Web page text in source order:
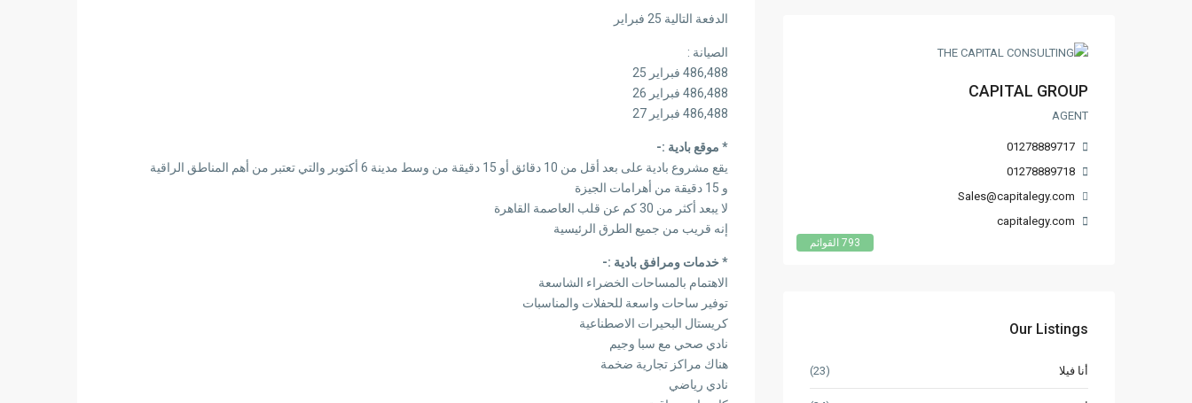
الدفعة التالية 25 فبراير
الصيانة :
486,488 فبراير 25
486,488 فبراير 26
486,488 فبراير 27
* موقع بادية :-
يقع مشروع بادية على بعد أقل من 10 دقائق أو 15 دقيقة من وسط مدينة 6 أكتوبر والتي تعتبر من أهم المناطق الراقية
و 15 دقيقة من أهرامات الجيزة
لا يبعد أكثر من 30 كم عن قلب العاصمة القاهرة
إنه قريب من جميع الطرق الرئيسية
* خدمات ومرافق بادية :-
الاهتمام بالمساحات الخضراء الشاسعة
توفير ساحات واسعة للحفلات والمناسبات
كريستال البحيرات الاصطناعية
نادي صحي مع سبا وجيم
هناك مراكز تجارية ضخمة
نادي رياضي
793 القوائم
CAPITAL GROUP
AGENT
01278889717
01278889718
Sales@capitalegy.com
capitalegy.com
Our Listings
أنا فيلا (23)